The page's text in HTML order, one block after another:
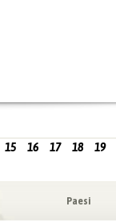
15 16 17 18 19
Paesi